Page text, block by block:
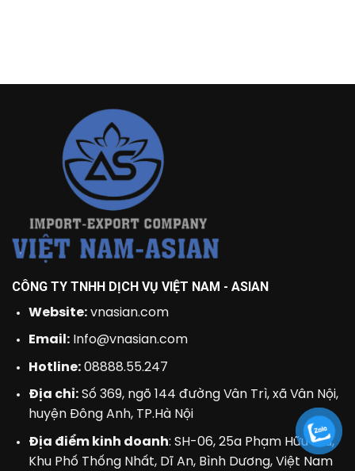
CÔNG TY TNHH DỊCH VỤ VIỆT NAM - ASIAN
Website:vnasian.com
Email:Info@vnasian.com
Hotline:08888.55.247
Địa chỉ:Số 369, ngõ 144 đường Vân Trì, xã Vân Nội,
huyện Đông Anh, TP.Hà Nội
Địa điểm kinh doanh: SH-06, 25a Phạm Hữu Lầu,
Khu Phố Thống Nhất, Dĩ An, Bình Dương, Việt Nam